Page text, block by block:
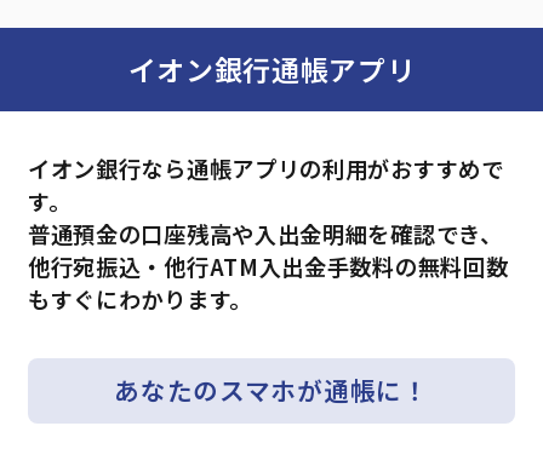
イオン銀行通帳アプリ
イオン銀行なら通帳アプリの利用がおすすめで
す。
普通預金の口座残高や入出金明細を確認でき、
他行宛振込・他行ATM入出金手数料の無料回数
もすぐにわかります。
あなたのスマホが通帳に！